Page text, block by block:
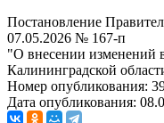
Постановление
07.05.2026 № 167-п
"О внесении изменений
Калининградской
Номер опубликования:
Дата опубликования: